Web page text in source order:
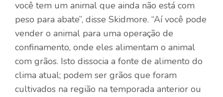
você tem um animal que ainda não está com
peso para abate”, disse Skidmore. “Aí você pode
vender o animal para uma operação de
confinamento, onde eles alimentam o animal
com grãos. Isto dissocia a fonte de alimento do
clima atual; podem ser grãos que foram
cultivados na região na temporada anterior ou